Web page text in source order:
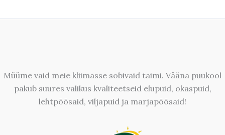
Müüme vaid meie kliimasse sobivaid taimi. Vääna puukool
pakub suures valikus kvaliteetseid elupuid, okaspuid,
lehtpõõsaid, viljapuid ja marjapõõsaid!